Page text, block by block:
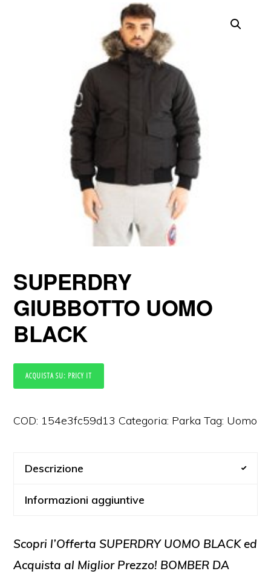
SUPERDRY
GIUBBOTTO UOMO
BLACK
ACQUISTA SU: PRICY IT
COD: 154e3fc59d13 Categoria: Parka Tag: Uomo
Descrizione
Informazioni aggiuntive
Scopri l’Offerta SUPERDRY UOMO BLACK ed
Acquista al Miglior Prezzo! BOMBER DA